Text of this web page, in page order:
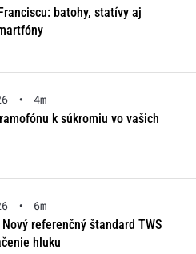
batohy, statívy aj
•
4m
k súkromiu vo vašich
•
6m
referenčný štandard TWS
hluku